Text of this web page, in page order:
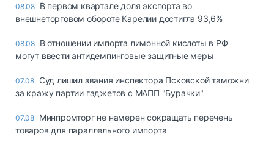
08.08 В первом квартале доля экспорта во
внешнеторговом обороте Карелии достигла 93,6%
08.08 В отношении импорта лимонной кислоты в РФ
могут ввести антидемпинговые защитные меры
07.08 Суд лишил звания инспектора Псковской таможни
за кражу партии гаджетов с МАПП "Бурачки"
07.08 Минпромторг не намерен сокращать перечень
товаров для параллельного импорта